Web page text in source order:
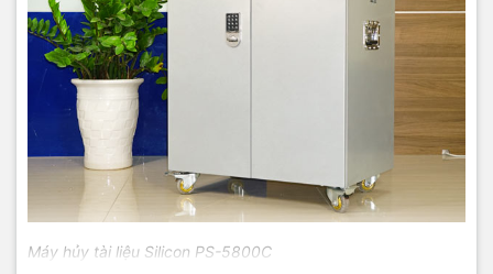
Máy hủy tài liệu Silicon PS-5800C
doanh nghiệp cũng như gia đình và cá nhân.